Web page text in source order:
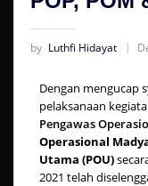
by Luthfi Hidayat
Dengan mengucap
pelaksanaan
Pengawas
Operasional
Utama (POU)
2021 telah